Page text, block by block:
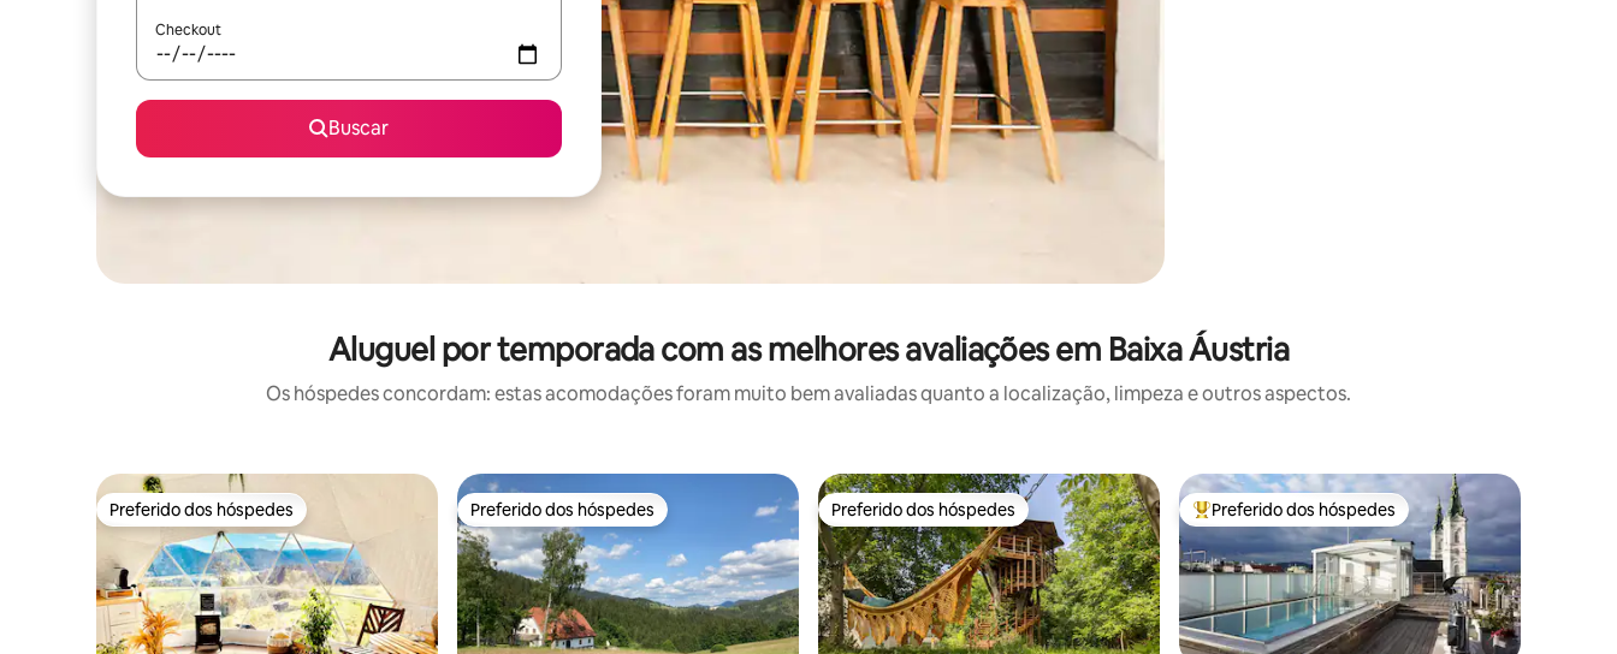
Checkout
Buscar
Aluguel por temporada com as melhores avaliações em Baixa Áustria
Os hóspedes concordam: estas acomodações foram muito bem avaliadas quanto a localização, limpeza e outros aspectos.
Preferido dos hóspedes
Preferido dos hóspedes Preferido dos hóspedes
Preferido dos hóspedes Preferido dos hóspedes
Preferido dos hóspedes Entre os melhores preferidos dos hóspedes
Preferido dos hóspedes